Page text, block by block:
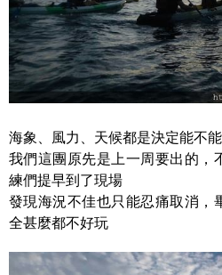
海象、風力、天候都是決定能不
我們這團原先是上一周要出的，
練們提早到了現場
發現海況不佳也只能忍痛取消，
全甚麼都不好玩